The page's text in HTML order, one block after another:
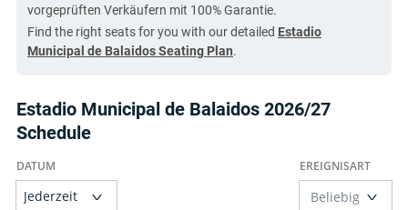
vorgeprüften Verkäufern mit 100% Garantie.
Find the right seats for you with our detailed Estadio
Municipal de Balaidos Seating Plan.
Estadio Municipal de Balaidos 2026/27
Schedule